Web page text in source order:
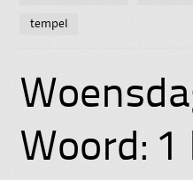
tempel
Woord: 1